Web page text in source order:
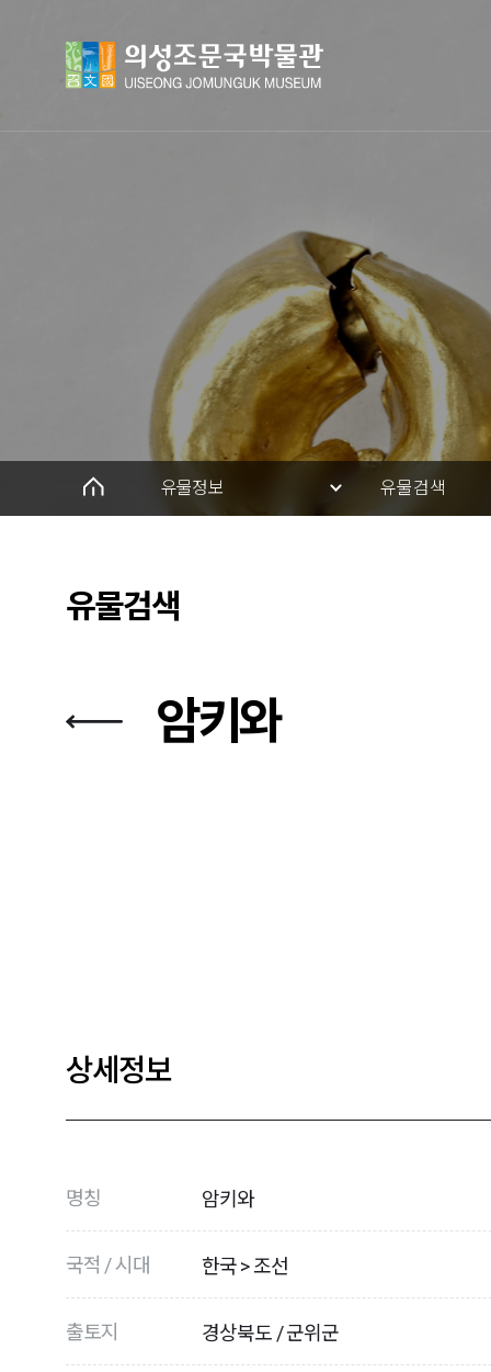
유물정보 유물검색
유물검색
암키와
상세정보
명칭 암키와
국적 / 시대 한국 > 조선
출토지 경상북도 / 군위군